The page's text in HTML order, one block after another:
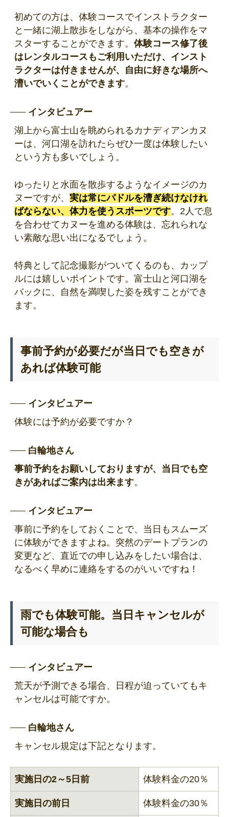
初めての方は、体験コースでインストラクター
と一緒に湖上散歩をしながら、基本の操作をマ
スターすることができます。 体験コース修了後
はレンタルコースもご利用いただけ、インスト
ラクターは付きませんが、自由に好きな場所へ
漕いでいくことができます。
インタビュアー
湖上から富士山を眺められるカナディアンカヌ
ーは、河口湖を訪れたらぜひ一度は体験したい
という方も多いでしょう。
ゆったりと水面を散歩するようなイメージのカ
ヌーですが、 実は常にパドルを漕ぎ続けなけれ
ばならない、体力を使うスポーツです。 2人で息
を合わせてカヌーを進める体験は、忘れられな
い素敵な思い出になるでしょう。
特典として記念撮影がついてくるのも、カップ
ルには嬉しいポイントです。富士山と河口湖を
バックに、自然を満喫した姿を残すことができ
ます。
事前予約が必要だが当日でも空きが
あれば体験可能
インタビュアー
体験には予約が必要ですか？
白輪地さん
事前予約をお願いしておりますが、当日でも空
きがあればご案内は出来ます。
インタビュアー
事前に予約をしておくことで、当日もスムーズ
に体験ができますよね。突然のデートプランの
変更など、直近での申し込みをしたい場合は、
なるべく早めに連絡をするのがいいですね！
雨でも体験可能。当日キャンセルが
可能な場合も
インタビュアー
荒天が予測できる場合、日程が迫っていてもキ
ャンセルは可能ですか。
白輪地さん
キャンセル規定は下記となります。
実施日の2～5日前 体験料金の20％
実施日の前日 体験料金の30％